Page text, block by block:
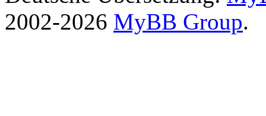
2002-2026 MyBB Group.